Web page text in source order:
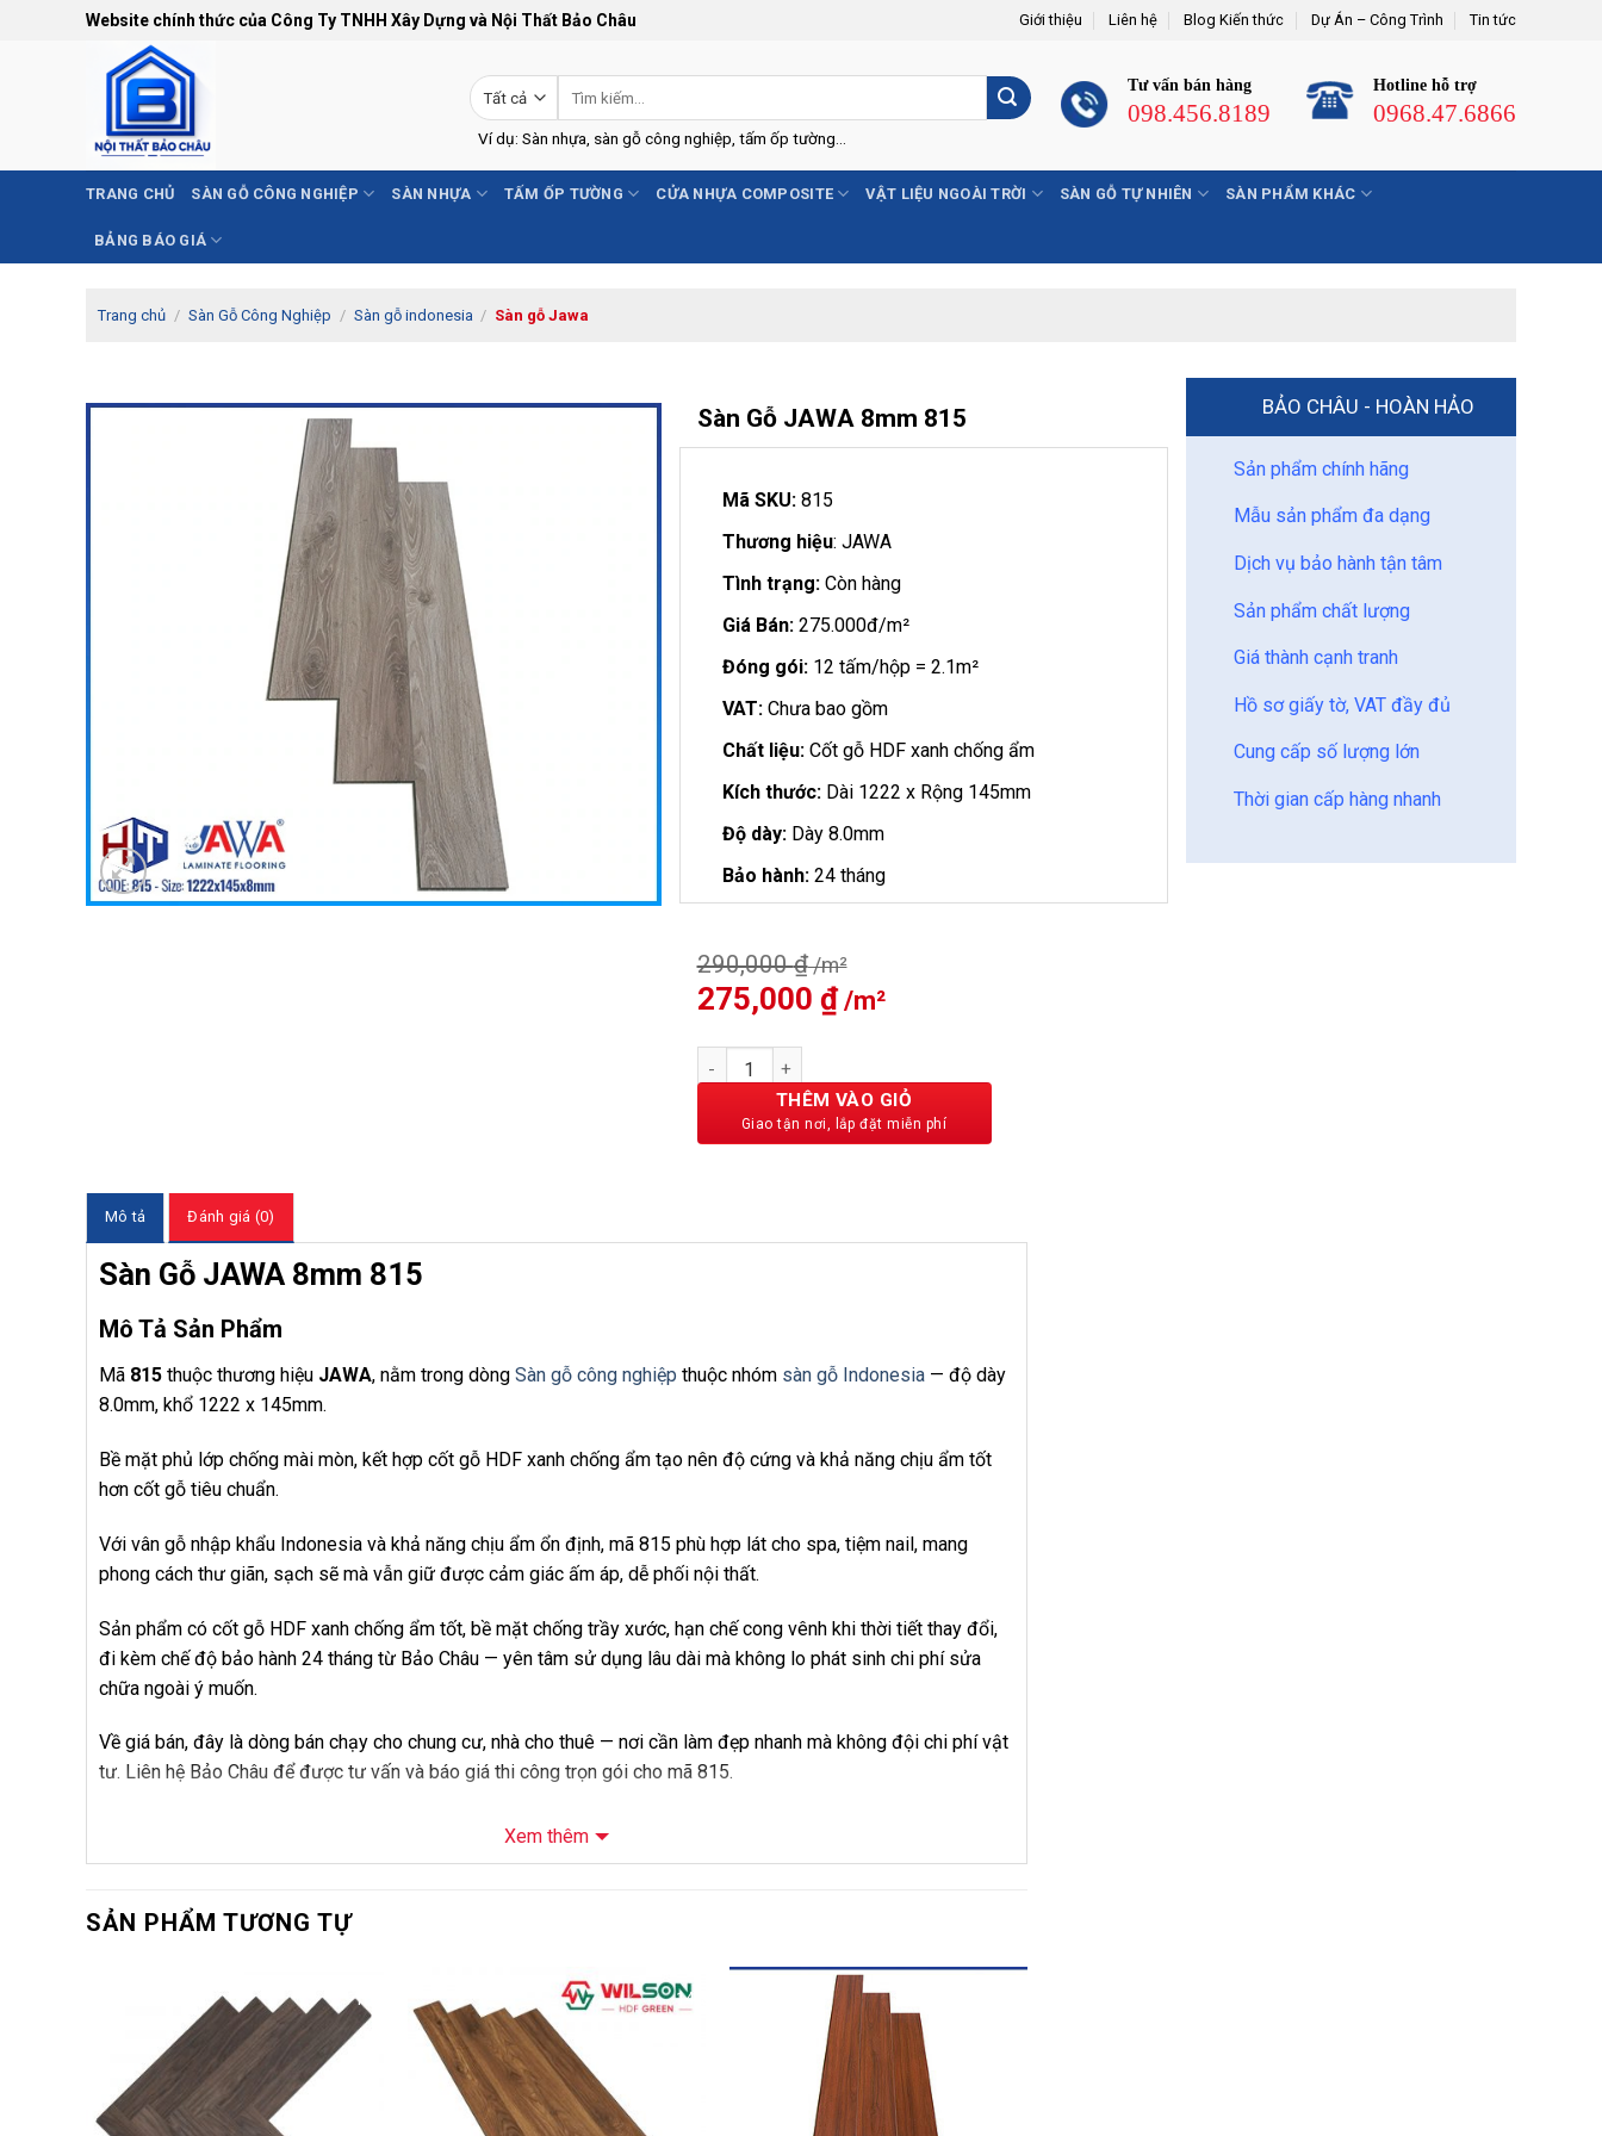
Website chính thức của Công Ty TNHH Xây Dựng và Nội Thất Bảo Châu Giới thiệu Liên hệ Blog Kiến thức Dự Án – Công Trình Tin tức
kiếm:
Ví dụ: Sàn nhựa, sàn gỗ công nghiệp, tấm ốp tường...
Tư vấn bán hàng
098.456.8189
Hotline hỗ trợ
0968.47.6866
TRANG CHỦ SÀN GỖ CÔNG NGHIỆP SÀN NHỰA TẤM ỐP TƯỜNG CỬA NHỰA COMPOSITE VẬT LIỆU NGOÀI TRỜI SÀN GỖ TỰ NHIÊN SÀN PHẨM KHÁC
BẢNG BÁO GIÁ
Trang chủ / Sàn Gỗ Công Nghiệp / Sàn gỗ indonesia / Sàn gỗ Jawa
Sàn Gỗ JAWA 8mm 815
Mã SKU:815
Thương hiệu: JAWA
Tình trạng:Còn hàng
Giá Bán:275.000đ/m²
Đóng gói:12 tấm/hộp = 2.1m²
VAT:Chưa bao gồm
Chất liệu:Cốt gỗ HDF xanh chống ẩm
Kích thước:Dài 1222 x Rộng 145mm
Độ dày:Dày 8.0mm
Bảo hành:24 tháng
290,000₫
Giá
gốc
là:
290,000 ₫.
275,000 ₫
Giá
275,000 ₫.
Sàn Gỗ JAWA 8mm 815 số lượng
THÊM VÀO GIỎ
BẢO CHÂU - HOÀN HẢO
Sản phẩm chính hãng
Mẫu sản phẩm đa dạng
Dịch vụ bảo hành tận tâm
Sản phẩm chất lượng
Giá thành cạnh tranh
Hồ sơ giấy tờ, VAT đầy đủ
Cung cấp số lượng lớn
Thời gian cấp hàng nhanh
Mô tả Đánh giá (0)
Sàn Gỗ JAWA 8mm 815
Mô Tả Sản Phẩm
Mã 815 thuộc thương hiệu JAWA, nằm trong dòng Sàn gỗ công nghiệp thuộc nhóm sàn gỗ Indonesia — độ dày
8.0mm, khổ 1222 x 145mm.
Bề mặt phủ lớp chống mài mòn, kết hợp cốt gỗ HDF xanh chống ẩm tạo nên độ cứng và khả năng chịu ẩm tốt
hơn cốt gỗ tiêu chuẩn.
Với vân gỗ nhập khẩu Indonesia và khả năng chịu ẩm ổn định, mã 815 phù hợp lát cho spa, tiệm nail, mang
phong cách thư giãn, sạch sẽ mà vẫn giữ được cảm giác ấm áp, dễ phối nội thất.
Sản phẩm có cốt gỗ HDF xanh chống ẩm tốt, bề mặt chống trầy xước, hạn chế cong vênh khi thời tiết thay đổi,
đi kèm chế độ bảo hành 24 tháng từ Bảo Châu — yên tâm sử dụng lâu dài mà không lo phát sinh chi phí sửa
chữa ngoài ý muốn.
Về giá bán, đây là dòng bán chạy cho chung cư, nhà cho thuê — nơi cần làm đẹp nhanh mà không đội chi phí vật
tư. Liên hệ Bảo Châu để được tư vấn và báo giá thi công trọn gói cho mã 815.
Tên sản phẩm
Thương hiệu JAWA
Loại sản phẩm Sàn gỗ công nghiệp Indonesia
Chất liệu Cốt gỗ HDF xanh chống ẩm
Xem thêm
SẢN PHẨM TƯƠNG TỰ
-10% -14%